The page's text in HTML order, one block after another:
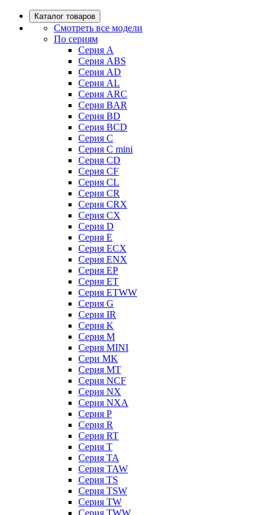
Каталог товаров
Смотреть все модели
По сериям
Серия A
Серия ABS
Серия AD
Серия AL
Серия ARC
Серия BAR
Серия BD
Серия BCD
Серия C
Серия C mini
Серия CD
Серия CF
Серия CL
Серия CR
Серия CRX
Серия CX
Серия D
Серия E
Серия ECX
Серия ENX
Серия EP
Серия ET
Серия ETWW
Серия G
Серия IR
Серия K
Серия M
Серия MINI
Сери MK
Серия MT
Серия NCF
Серия NX
Серия NXA
Серия P
Серия R
Серия RT
Серия T
Серия TA
Серия TAW
Серия TS
Серия TSW
Серия TW
Серия TWW